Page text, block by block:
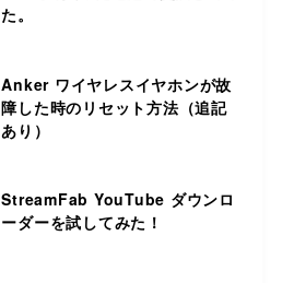
た。
Anker ワイヤレスイヤホンが故
障した時のリセット方法（追記
あり）
StreamFab YouTube ダウンロ
ーダーを試してみた！